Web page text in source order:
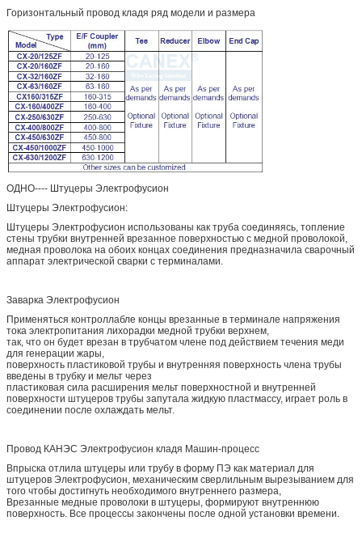
Горизонтальный провод кладя ряд модели и размера
ОДНО---- Штуцеры Электрофусион
Штуцеры Электрофусион:
Штуцеры Электрофусион использованы как труба соединяясь, топление
стены трубки внутренней врезанное поверхностью с медной проволокой,
медная проволока на обоих концах соединения предназначила сварочный
аппарат электрической сварки с терминалами.
Заварка Электрофусион
Применяться контроллабле концы врезанные в терминале напряжения
тока электропитания лихорадки медной трубки верхнем,
так, что он будет врезан в трубчатом члене под действием течения меди
для генерации жары,
поверхность пластиковой трубы и внутренняя поверхность члена трубы
введены в трубку и мельт через
пластиковая сила расширения мельт поверхностной и внутренней
поверхности штуцеров трубы запутала жидкую пластмассу, играет роль в
соединении после охлаждать мельт.
Провод КАНЭС Электрофусион кладя Машин-процесс
Впрыска отлила штуцеры или трубу в форму ПЭ как материал для
штуцеров Электрофусион, механическим сверлильным вырезыванием для
того чтобы достигнуть необходимого внутреннего размера,
Врезанные медные проволоки в штуцеры, формируют внутреннюю
поверхность. Все процессы закончены после одной установки времени.